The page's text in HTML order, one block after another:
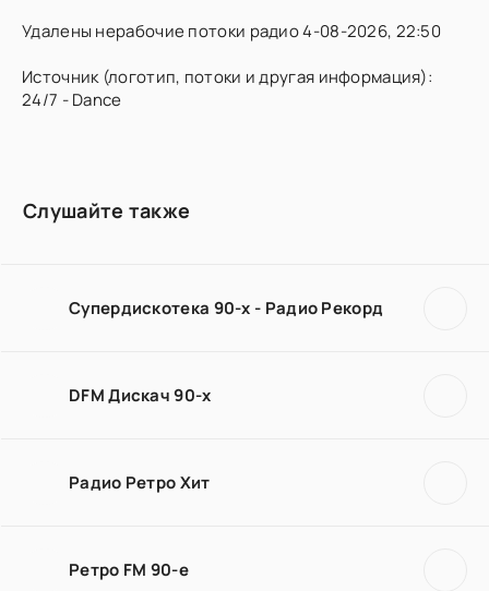
Удалены нерабочие потоки радио 4-08-2026, 22:50
Источник (логотип, потоки и другая информация):
24/7 - Dance
Слушайте также
Супердискотека 90-х - Радио Рекорд
DFM Дискач 90-х
Радио Ретро Хит
Ретро FM 90-е